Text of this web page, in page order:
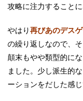
攻略に注力することに
やはり再びあのデス
の繰り返しなので、
顛末もやや類型的に
ました。少し派生的
ーションをだした感じ